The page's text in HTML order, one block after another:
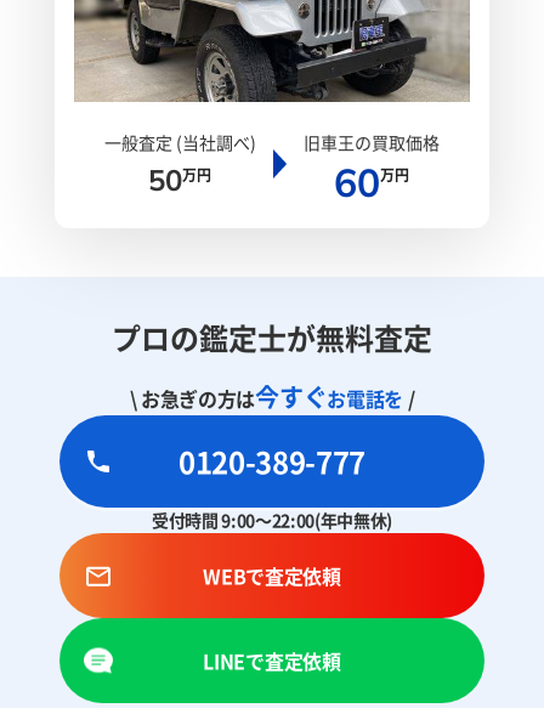
一般査定 (当社調べ)
50万円
旧車王の買取価格
60万円
プロの鑑定士が無料査定
\ お急ぎの方は今すぐお電話を /
0120-389-777
受付時間 9:00～22:00(年中無休)
WEBで査定依頼
LINEで査定依頼